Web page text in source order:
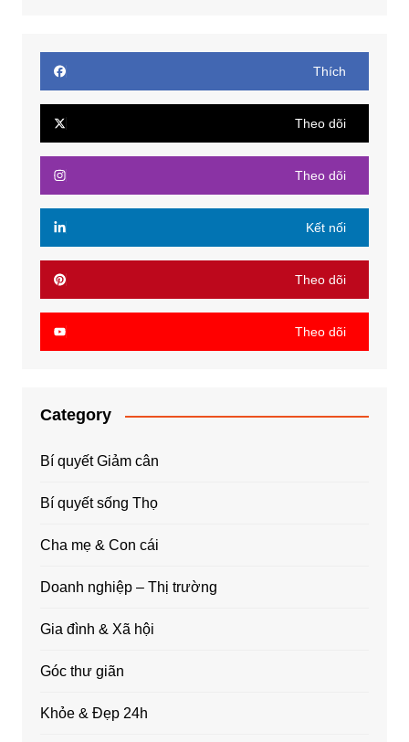
Thích
Theo dõi
Theo dõi
Kết nối
Theo dõi
Theo dõi
Category
Bí quyết Giảm cân
Bí quyết sống Thọ
Cha mẹ & Con cái
Doanh nghiệp – Thị trường
Gia đình & Xã hội
Góc thư giãn
Khỏe & Đẹp 24h